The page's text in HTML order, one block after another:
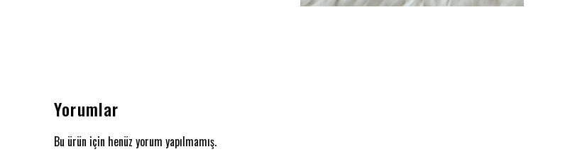
Yorumlar
Bu ürün için henüz yorum yapılmamış.